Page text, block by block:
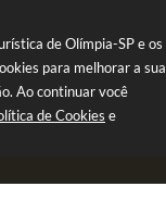
de Olímpia-SP e os
para melhorar a sua
Ao continuar você
de Cookies e